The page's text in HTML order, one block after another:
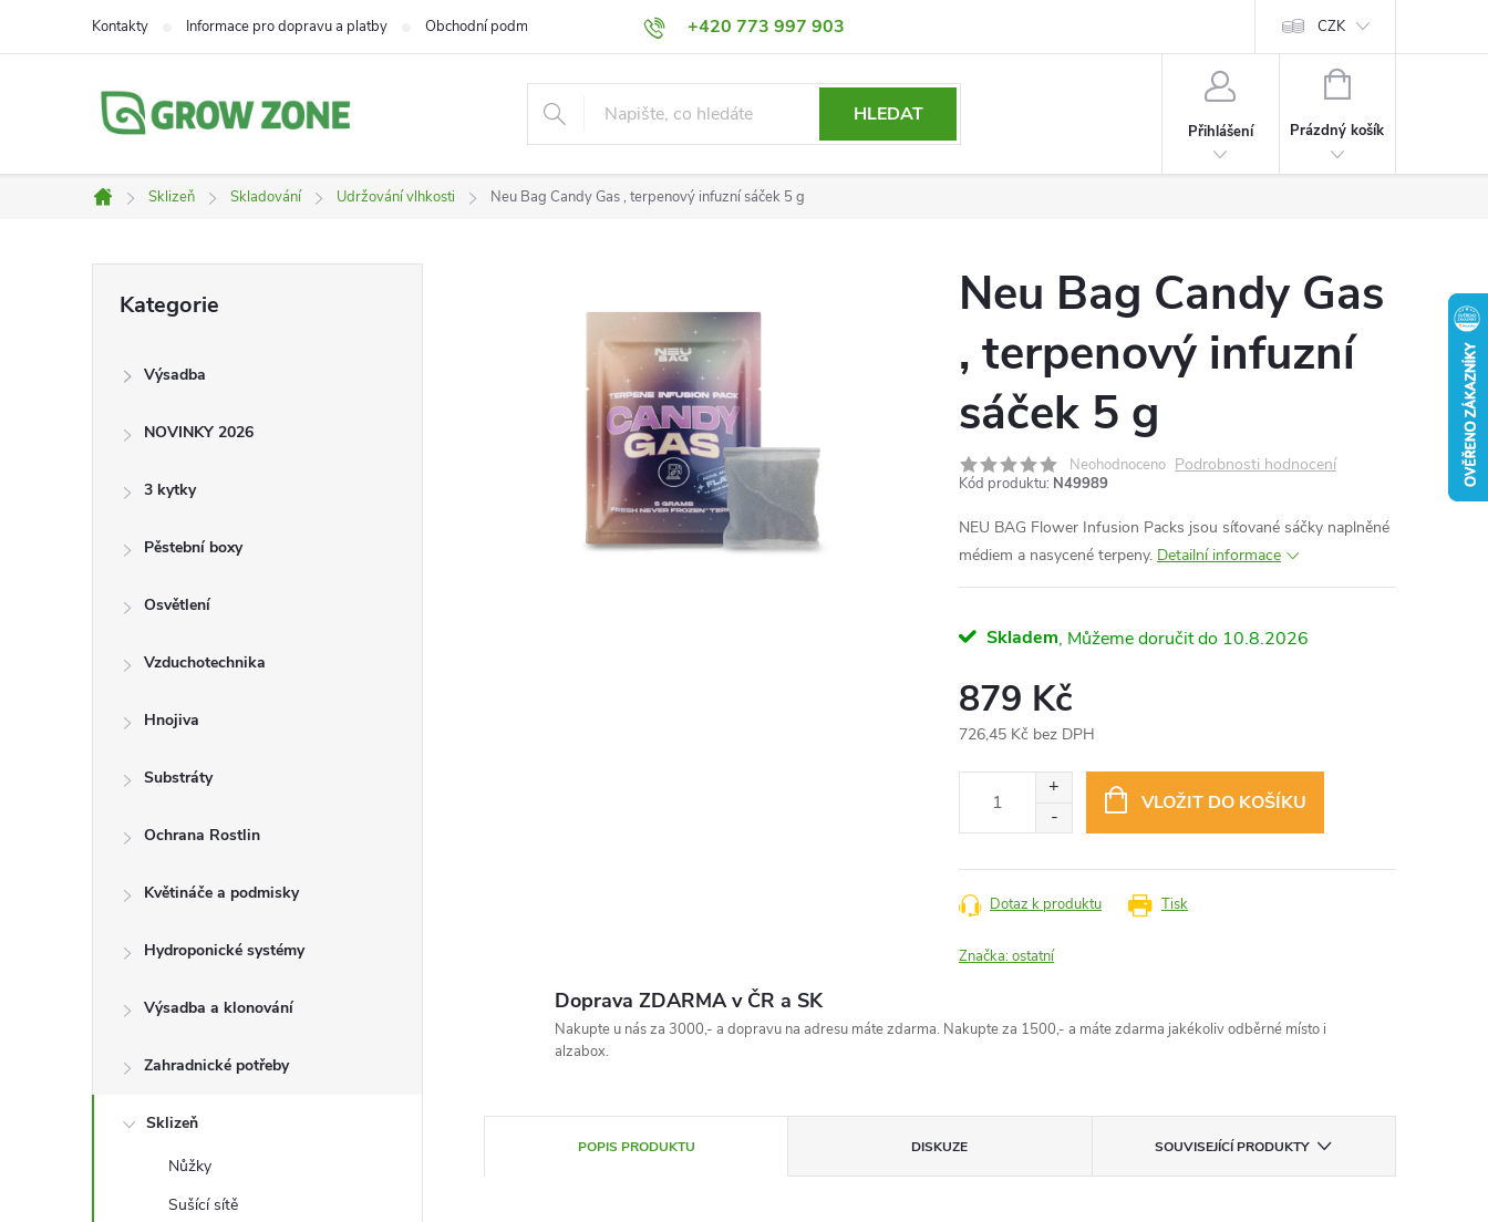
+420 773 997 903
Kontakty Informace pro dopravu a platby Obchodní podmínky Výměna a Vrácení Podmínky ochrany osobních údajů CZK
HLEDAT
Přihlášení
NÁKUPNÍ
Prázdný košík
Domů
Sklizeň Skladování Udržování vlhkosti Neu Bag Candy Gas , terpenový infuzní sáček 5 g
kategorie
Kategorie
Výsadba
NOVINKY 2026
3 kytky
Pěstební boxy
Osvětlení
Vzduchotechnika
Hnojiva
Substráty
Ochrana Rostlin
Květináče a podmisky
Hydroponické systémy
Výsadba a klonování
Zahradnické potřeby
Sklizeň
Nůžky
Sušící sítě
Neu Bag Candy Gas
, terpenový infuzní
sáček 5 g
Neohodnoceno Podrobnosti hodnocení
Kód produktu: N49989
NEU BAG Flower Infusion Packs jsou síťované sáčky naplněné
médiem a nasycené terpeny. Detailní informace
Skladem 10.8.2026
879 Kč
726,45 Kč bez DPH
VLOŽIT DO KOŠÍKU
Tisk
Dotaz k produktu
Značka:ostatní
Doprava ZDARMA v ČR a SK
Nakupte u nás za 3000,- a dopravu na adresu máte zdarma. Nakupte za 1500,- a máte zdarma jakékoliv odběrné místo i
alzabox.
POPIS PRODUKTU DISKUZE SOUVISEJÍCÍ PRODUKTY